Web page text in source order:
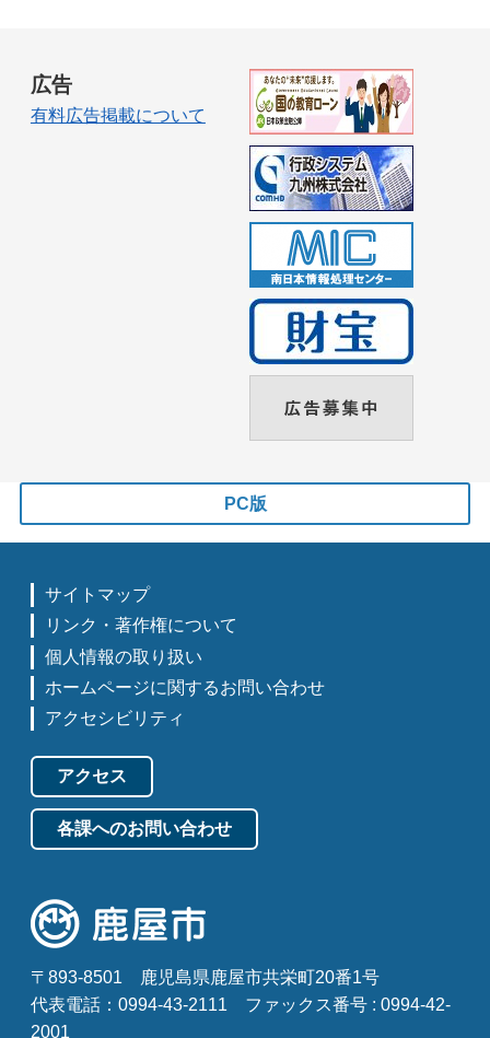
広告
有料広告掲載について
PC版
サイトマップ
リンク・著作権について
個人情報の取り扱い
ホームページに関するお問い合わせ
アクセシビリティ
アクセス
各課へのお問い合わせ
〒893-8501
鹿児島県鹿屋市共栄町20番1号
代表電話：0994-43-2111
ファックス番号 : 0994-42-
2001